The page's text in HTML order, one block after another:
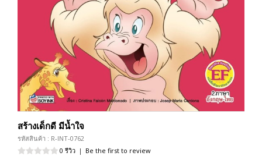
สร้างเด็กดี มีน้ำใจ
รหัสสินค้า : R-INT-0762
0 รีวิว | Be the first to review